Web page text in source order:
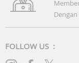
FOLLOW US :